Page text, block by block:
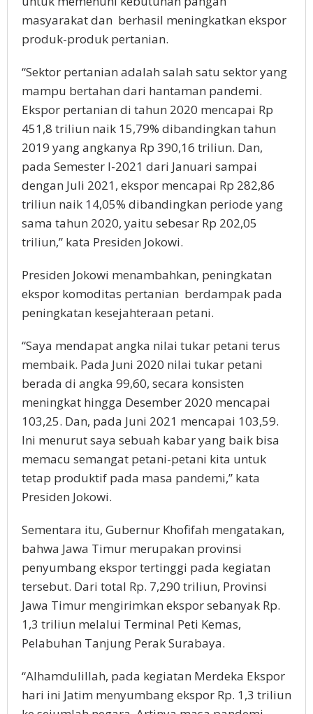
masyarakat dan berhasil meningkatkan ekspor
produk-produk pertanian.
“Sektor pertanian adalah salah satu sektor yang
mampu bertahan dari hantaman pandemi.
Ekspor pertanian di tahun 2020 mencapai Rp
451,8 triliun naik 15,79% dibandingkan tahun
2019 yang angkanya Rp 390,16 triliun. Dan,
pada Semester I-2021 dari Januari sampai
dengan Juli 2021, ekspor mencapai Rp 282,86
triliun naik 14,05% dibandingkan periode yang
sama tahun 2020, yaitu sebesar Rp 202,05
triliun,” kata Presiden Jokowi.
Presiden Jokowi menambahkan, peningkatan
ekspor komoditas pertanian berdampak pada
peningkatan kesejahteraan petani.
“Saya mendapat angka nilai tukar petani terus
membaik. Pada Juni 2020 nilai tukar petani
berada di angka 99,60, secara konsisten
meningkat hingga Desember 2020 mencapai
103,25. Dan, pada Juni 2021 mencapai 103,59.
Ini menurut saya sebuah kabar yang baik bisa
memacu semangat petani-petani kita untuk
tetap produktif pada masa pandemi,” kata
Presiden Jokowi.
Sementara itu, Gubernur Khofifah mengatakan,
bahwa Jawa Timur merupakan provinsi
penyumbang ekspor tertinggi pada kegiatan
tersebut. Dari total Rp. 7,290 triliun, Provinsi
Jawa Timur mengirimkan ekspor sebanyak Rp.
1,3 triliun melalui Terminal Peti Kemas,
Pelabuhan Tanjung Perak Surabaya.
“Alhamdulillah, pada kegiatan Merdeka Ekspor
hari ini Jatim menyumbang ekspor Rp. 1,3 triliun